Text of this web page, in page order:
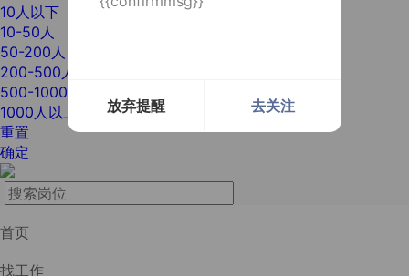
放弃提醒 去关注
10人以下
10-50人
50-200人
200-500人
500-1000人
1000人以上
重置
确定
首页
找工作